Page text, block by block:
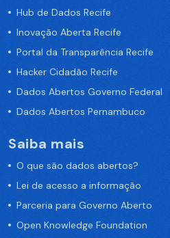
Hub de Dados Recife
Inovação Aberta Recife
Portal da Transparência Recife
Hacker Cidadão Recife
Dados Abertos Governo Federal
Dados Abertos Pernambuco
Saiba mais
O que são dados abertos?
Lei de acesso a informação
Parceria para Governo Aberto
Open Knowledge Foundation